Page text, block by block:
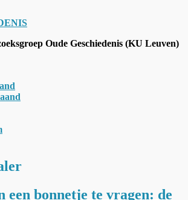
Oude Geschiedenis (KU Leuven)
een bonnetje te vragen: de